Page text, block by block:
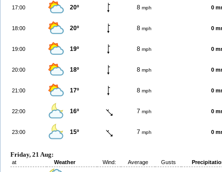
17:00 20º 8 mph 0
18:00 20º 8 mph 0
19:00 19º 8 mph 0
20:00 18º 8 mph 0
21:00 17º 8 mph 0
22:00 16º 7 mph 0
23:00 15º 7 mph 0
Friday, 21 Aug:
at Weather Wind: Average Gusts